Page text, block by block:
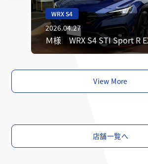
WRX S4
2026.04.27
Ｍ様 WRX S4 STI Sport R
View More
店舗一覧へ